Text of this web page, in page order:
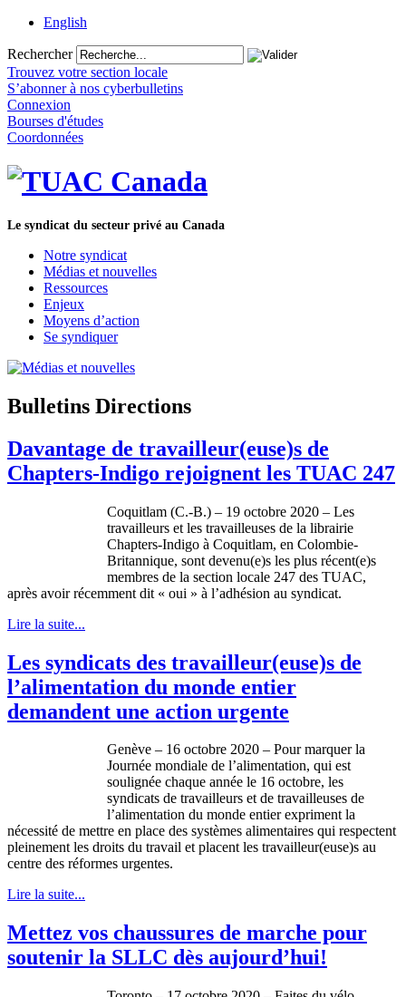
English
Rechercher
Trouvez votre section locale
S’abonner à nos cyberbulletins
Connexion
Bourses d'études
Coordonnées
Le syndicat du secteur privé au Canada
Notre syndicat
Médias et nouvelles
Ressources
Enjeux
Moyens d’action
Se syndiquer
Bulletins Directions
Davantage de travailleur(euse)s de
Chapters-Indigo rejoignent les TUAC 247
Coquitlam (C.-B.) – 19 octobre 2020 – Les
travailleurs et les travailleuses de la librairie
Chapters-Indigo à Coquitlam, en Colombie-
Britannique, sont devenu(e)s les plus récent(e)s
membres de la section locale 247 des TUAC,
après avoir récemment dit « oui » à l’adhésion au syndicat.
Lire la suite...
Les syndicats des travailleur(euse)s de
l’alimentation du monde entier
demandent une action urgente
Genève – 16 octobre 2020 – Pour marquer la
Journée mondiale de l’alimentation, qui est
soulignée chaque année le 16 octobre, les
syndicats de travailleurs et de travailleuses de
l’alimentation du monde entier expriment la
nécessité de mettre en place des systèmes alimentaires qui respectent
pleinement les droits du travail et placent les travailleur(euse)s au
centre des réformes urgentes.
Lire la suite...
Mettez vos chaussures de marche pour
soutenir la SLLC dès aujourd’hui!